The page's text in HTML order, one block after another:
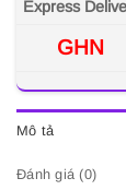
Express
GHN
Mô tả
Đánh giá (0)